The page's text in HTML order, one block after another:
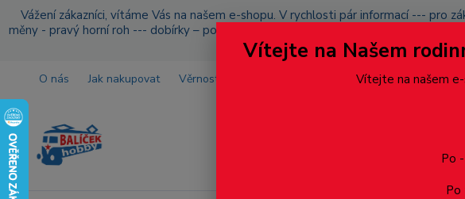
Vážení zákazníci, vítáme Vás na našem e-shopu. V rychlosti pár informací ---
měny - pravý horní roh --- dobírky – pokud si z nějakého důvodu zásilku
přidán na
O nás Jak nakupovat Věrnostní program Doprava a platba Více
Vítejte na Našem
Vítejte na našem
Po
Po